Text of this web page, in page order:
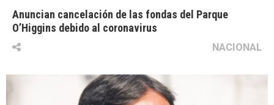
Anuncian cancelación de las fondas del Parque
O’Higgins debido al coronavirus
NACIONAL